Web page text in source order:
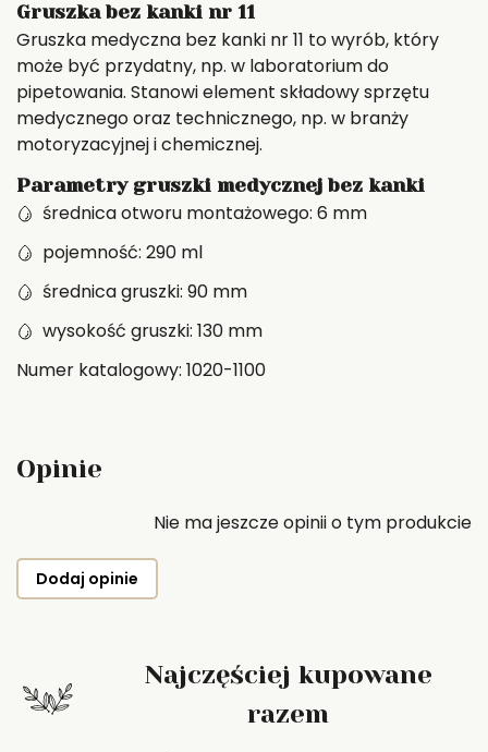
Gruszka bez kanki nr 11
Gruszka medyczna bez kanki nr 11 to wyrób, który
może być przydatny, np. w laboratorium do
pipetowania. Stanowi element składowy sprzętu
medycznego oraz technicznego, np. w branży
motoryzacyjnej i chemicznej.
Parametry gruszki medycznej bez kanki
średnica otworu montażowego: 6 mm
pojemność: 290 ml
średnica gruszki: 90 mm
wysokość gruszki: 130 mm
Numer katalogowy: 1020-1100
Opinie
Nie ma jeszcze opinii o tym produkcie
Dodaj opinie
Najczęściej kupowane
razem